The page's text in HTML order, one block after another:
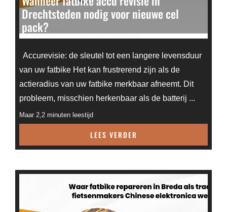
Drechtsteden nodig voor nieuwe cel
pack?
Accurevisie: de sleutel tot een langere levensduur
van uw fatbike Het kan frustrerend zijn als de
actieradius van uw fatbike merkbaar afneemt. Dit
probleem, misschien herkenbaar als de batterij ...
Maar 2,2 minuten leestijd
LEES VERDER